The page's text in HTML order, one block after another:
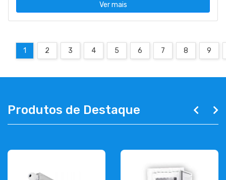
Ver mais
1 2 3 4 5 6 7 8 9
Produtos de Destaque